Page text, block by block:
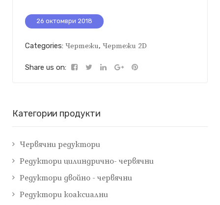
26 октомври 2018
Categories: Чертежи, Чертежи 2D
Share us on:
Категории продукти
Червячни редуктори
Редуктори цилиндрично- червячни
Редуктори двойно - червячни
Редуктори коаксиални